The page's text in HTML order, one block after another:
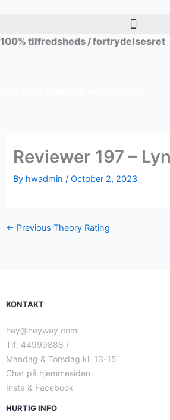
content
100% tilfredsheds / fortrydelsesret
Reviewer 197 –
By hwadmin/October 2, 2023
← Previous Theory Rating
KONTAKT
hey@heyway.com
Tlf: 44999888 /
Mandag & Torsdag kl. 13-15
Chat på hjemmesiden
Insta & Facebook
HURTIG INFO